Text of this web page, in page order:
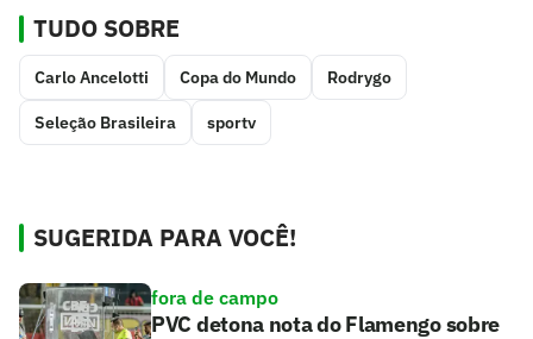
TUDO SOBRE
Carlo Ancelotti Copa do Mundo Rodrygo
Seleção Brasileira sportv
SUGERIDA PARA VOCÊ!
fora de campo
PVC detona nota do Flamengo sobre